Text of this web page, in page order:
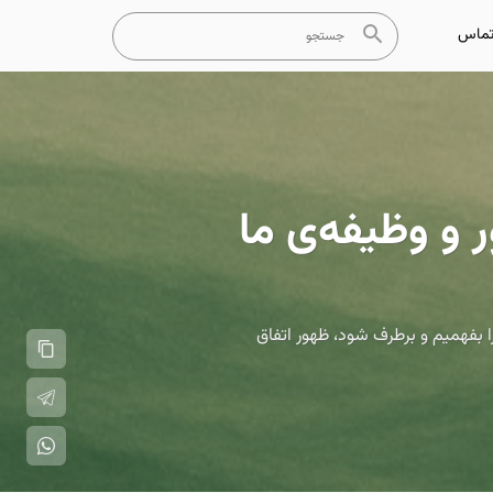
و وظیفه‌ی ما
و برطرف شود، ظهور اتفاق